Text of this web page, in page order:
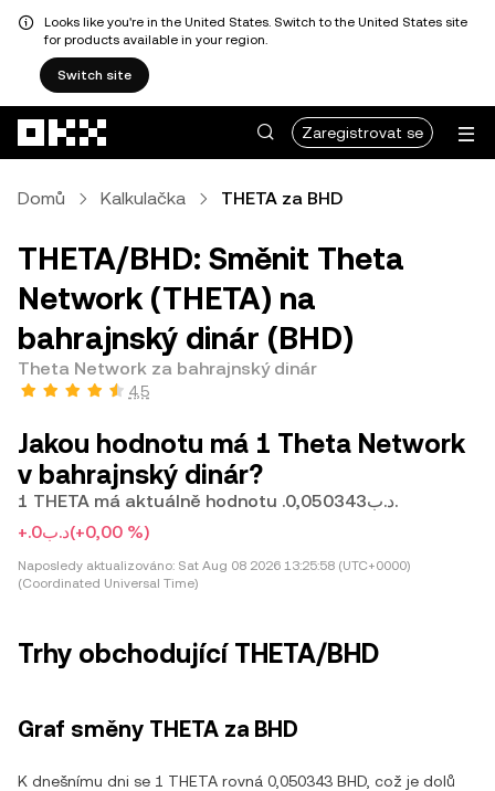
Looks like you're in the United States. Switch to the United States site
for products available in your region.
Switch site
Zaregistrovat se
Domů Kalkulačka THETA za BHD
THETA/BHD: Směnit Theta
Network (THETA) na
bahrajnský dinár (BHD)
Theta Network za bahrajnský dinár
4,5
Jakou hodnotu má 1 Theta Network
v bahrajnský dinár?
1 THETA má aktuálně hodnotu .د.ب0,050343.
+.د.ب0(+0,00 %)
Naposledy aktualizováno: Sat Aug 08 2026 13:25:58 (UTC+0000)
(Coordinated Universal Time)
Trhy obchodující THETA/BHD
Graf směny THETA za BHD
K dnešnímu dni se 1 THETA rovná 0,050343 BHD, což je dolů